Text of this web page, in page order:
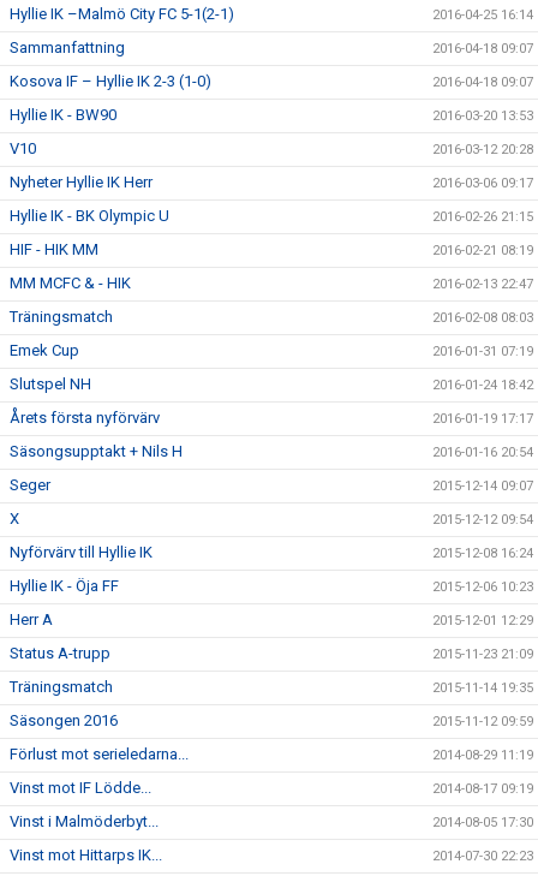
Hyllie IK –Malmö City FC 5-1(2-1) 2016-04-25 16:14
Sammanfattning 2016-04-18 09:07
Kosova IF – Hyllie IK 2-3 (1-0) 2016-04-18 09:07
Hyllie IK - BW90 2016-03-20 13:53
V10 2016-03-12 20:28
Nyheter Hyllie IK Herr 2016-03-06 09:17
Hyllie IK - BK Olympic U 2016-02-26 21:15
HIF - HIK MM 2016-02-21 08:19
MM MCFC & - HIK 2016-02-13 22:47
Träningsmatch 2016-02-08 08:03
Emek Cup 2016-01-31 07:19
Slutspel NH 2016-01-24 18:42
Årets första nyförvärv 2016-01-19 17:17
Säsongsupptakt + Nils H 2016-01-16 20:54
Seger 2015-12-14 09:07
X 2015-12-12 09:54
Nyförvärv till Hyllie IK 2015-12-08 16:24
Hyllie IK - Öja FF 2015-12-06 10:23
Herr A 2015-12-01 12:29
Status A-trupp 2015-11-23 21:09
Träningsmatch 2015-11-14 19:35
Säsongen 2016 2015-11-12 09:59
Förlust mot serieledarna... 2014-08-29 11:19
Vinst mot IF Lödde... 2014-08-17 09:19
Vinst i Malmöderbyt... 2014-08-05 17:30
Vinst mot Hittarps IK... 2014-07-30 22:23